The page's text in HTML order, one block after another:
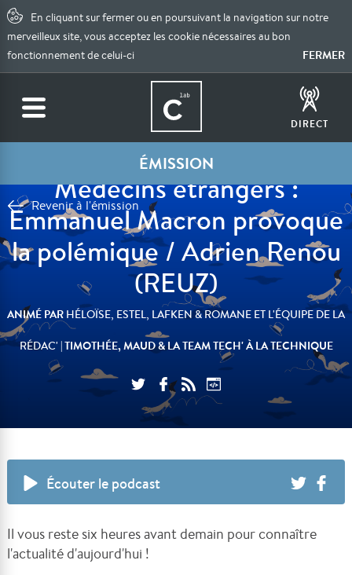
En cliquant sur fermer ou en poursuivant la navigation sur notre
merveilleux site, vous acceptez les cookie nécessaires au bon
fonctionnement de celui-ci
FERMER
DIRECT
ÉMISSION
Revenir à l'émission
Médecins étrangers :
Emmanuel Macron provoque
la polémique / Adrien Renou
(REUZ)
ANIMÉ PAR HÉLOÏSE, ESTEL, LAFKEN & ROMANE ET L'ÉQUIPE DE LA
RÉDAC' | TIMOTHÉE, MAUD & LA TEAM TECH' À LA TECHNIQUE
Écouter le podcast
Il vous reste six heures avant demain pour connaître
l'actualité d'aujourd'hui !